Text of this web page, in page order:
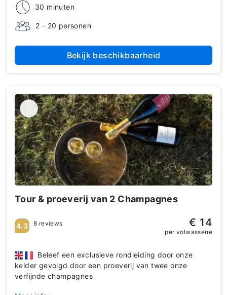
30 minuten
2 - 20 personen
Bekijk beschikbaarheid
Tour & proeverij van 2 Champagnes
Beleef een exclusieve rondleiding door onze
kelder gevolgd door een proeverij van twee onze
verfijnde champagnes
4.3 8 reviews € 14
per volwassene